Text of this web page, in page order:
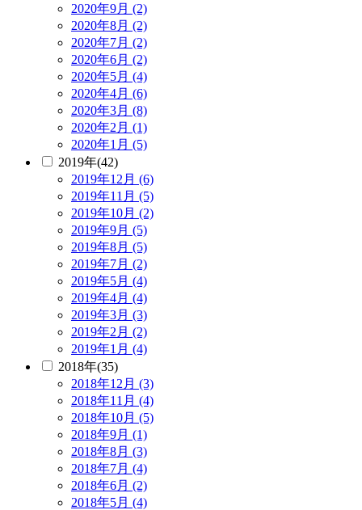
2020年9月 (2)
2020年8月 (2)
2020年7月 (2)
2020年6月 (2)
2020年5月 (4)
2020年4月 (6)
2020年3月 (8)
2020年2月 (1)
2020年1月 (5)
2019年(42)
2019年12月 (6)
2019年11月 (5)
2019年10月 (2)
2019年9月 (5)
2019年8月 (5)
2019年7月 (2)
2019年5月 (4)
2019年4月 (4)
2019年3月 (3)
2019年2月 (2)
2019年1月 (4)
2018年(35)
2018年12月 (3)
2018年11月 (4)
2018年10月 (5)
2018年9月 (1)
2018年8月 (3)
2018年7月 (4)
2018年6月 (2)
2018年5月 (4)